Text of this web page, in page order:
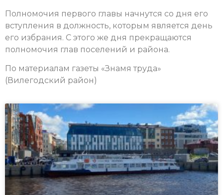
Полномочия первого главы начнутся со дня его
вступления в должность, которым является день
его избрания. С этого же дня прекращаются
полномочия глав поселений и района.
По материалам газеты «Знамя труда»
(Вилегодский район)